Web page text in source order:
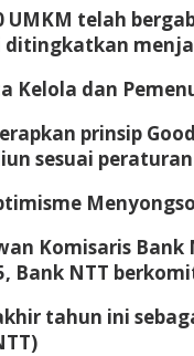
UMKM telah
Kelola dan
prinsip
sesuai
Komisaris
Bank NTT
tahun ini